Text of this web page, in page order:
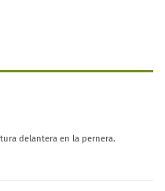
delantera en la pernera.